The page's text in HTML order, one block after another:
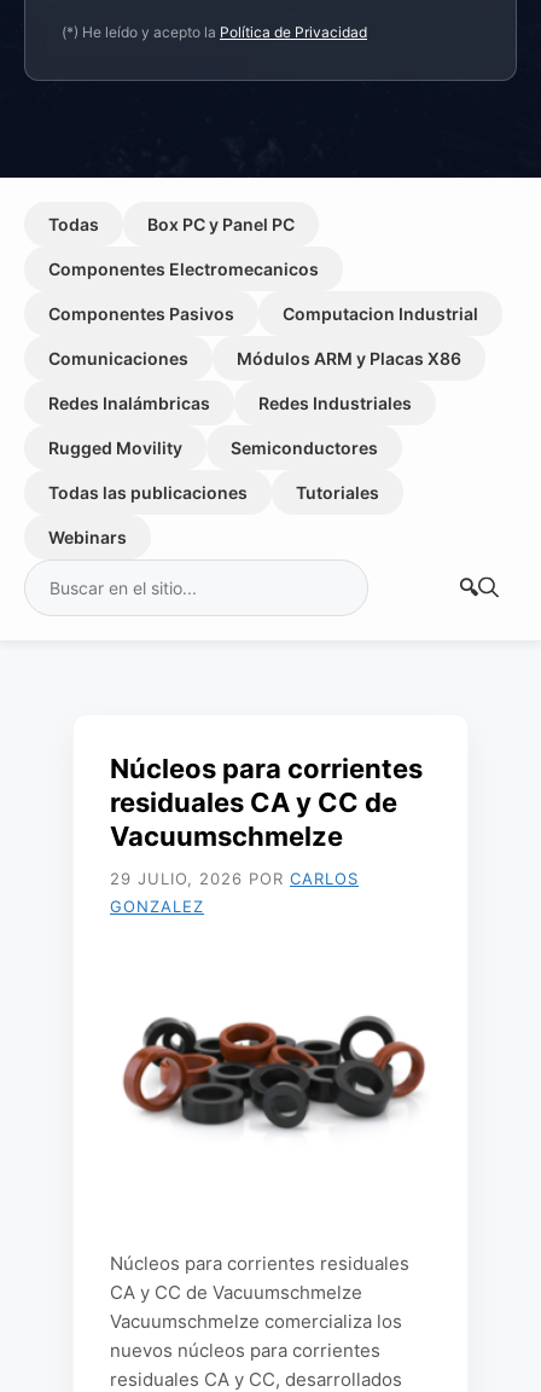
(*) He leído y acepto la Política de Privacidad
Todas Box PC y Panel PC
Componentes Electromecanicos
Componentes Pasivos Computacion Industrial
Comunicaciones Módulos ARM y Placas X86
Redes Inalámbricas Redes Industriales
Rugged Movility Semiconductores
Todas las publicaciones Tutoriales
Webinars
Buscar:
Núcleos para corrientes
residuales CA y CC de
Vacuumschmelze
29 JULIO, 2026 POR CARLOS
GONZALEZ
Núcleos para corrientes residuales
CA y CC de Vacuumschmelze
Vacuumschmelze comercializa los
nuevos núcleos para corrientes
residuales CA y CC, desarrollados